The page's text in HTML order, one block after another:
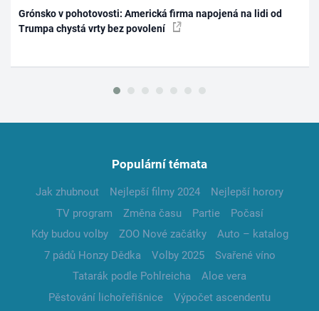
Grónsko v pohotovosti: Americká firma napojená na lidi od
Trumpa chystá vrty bez povolení
Populární témata
Jak zhubnout Nejlepší filmy 2024
Nejlepší horory
TV program
Změna času Partie
Počasí
Kdy budou volby
ZOO Nové začátky
Auto – katalog
7 pádů Honzy Dědka
Volby 2025
Svařené víno
Tatarák podle Pohlreicha
Aloe vera
Pěstování lichořeřišnice
Výpočet ascendentu